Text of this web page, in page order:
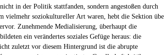
in der Politik stattfanden, sondern angestoßen durch
vielmehr soziokultureller Art waren, hebt die Sektion
Zunehmende Medialisierung, überhaupt die
ein verändertes soziales Gefüge heraus: die
zuletzt vor diesem Hintergrund ist die abrupte